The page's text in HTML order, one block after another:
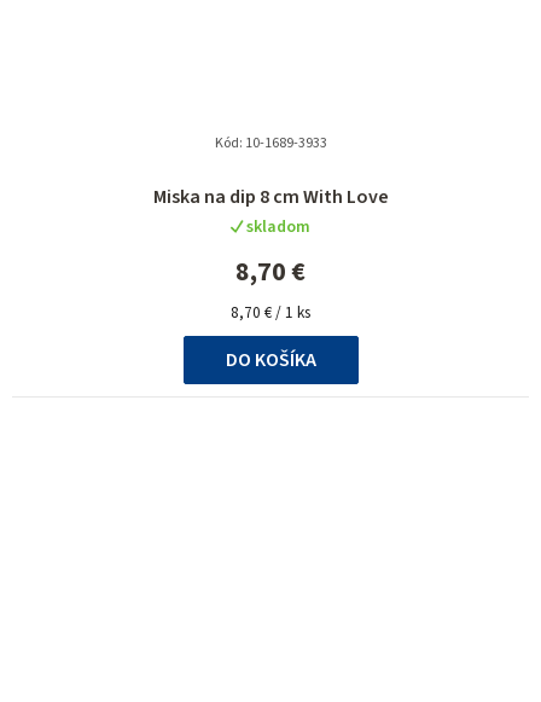
Miska na dip 8 cm With Love
hodnotenie
produktu
je
5,0
z
5
hviezdičiek.
skladom
8,70 €
Jednotková
cena:
8,70 € / 1 ks
DO KOŠÍKA
Kód: 10-1689-3933